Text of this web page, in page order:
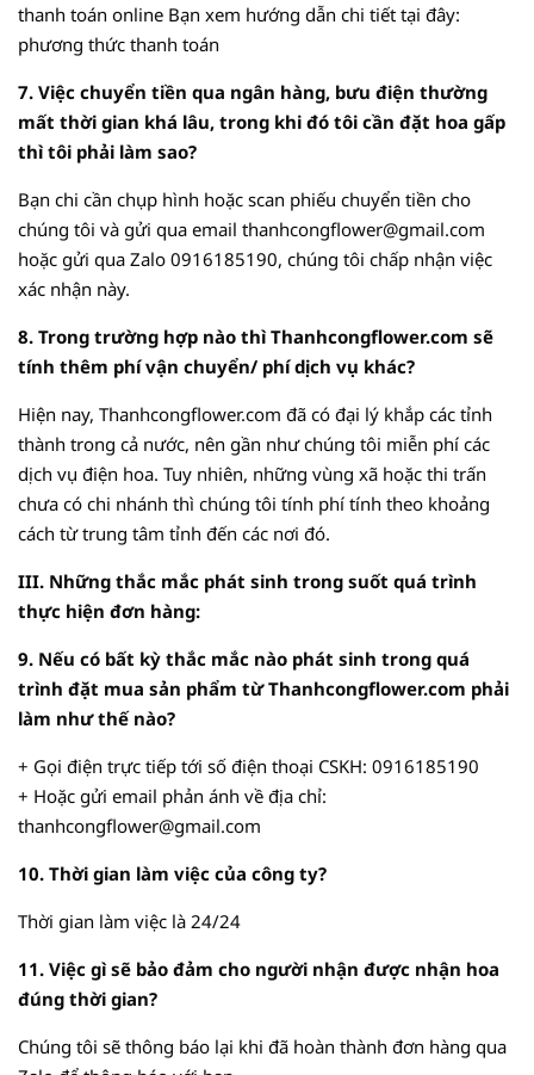
thanh toán online Bạn xem hướng dẫn chi tiết tại đây:
phương thức thanh toán
7. Việc chuyển tiền qua ngân hàng, bưu điện thường
mất thời gian khá lâu, trong khi đó tôi cần đặt hoa gấp
thì tôi phải làm sao?
Bạn chi cần chụp hình hoặc scan phiếu chuyển tiền cho
chúng tôi và gửi qua email thanhcongflower@gmail.com
hoặc gửi qua Zalo 0916185190, chúng tôi chấp nhận việc
xác nhận này.
8. Trong trường hợp nào thì Thanhcongflower.com sẽ
tính thêm phí vận chuyển/ phí dịch vụ khác?
Hiện nay, Thanhcongflower.com đã có đại lý khắp các tỉnh
thành trong cả nước, nên gần như chúng tôi miễn phí các
dịch vụ điện hoa. Tuy nhiên, những vùng xã hoặc thi trấn
chưa có chi nhánh thì chúng tôi tính phí tính theo khoảng
cách từ trung tâm tỉnh đến các nơi đó.
III. Những thắc mắc phát sinh trong suốt quá trình
thực hiện đơn hàng:
9. Nếu có bất kỳ thắc mắc nào phát sinh trong quá
trình đặt mua sản phẩm từ Thanhcongflower.com phải
làm như thế nào?
+ Gọi điện trực tiếp tới số điện thoại CSKH: 0916185190
+ Hoặc gửi email phản ánh về địa chỉ:
thanhcongflower@gmail.com
10. Thời gian làm việc của công ty?
Thời gian làm việc là 24/24
11. Việc gì sẽ bảo đảm cho người nhận được nhận hoa
đúng thời gian?
Chúng tôi sẽ thông báo lại khi đã hoàn thành đơn hàng qua